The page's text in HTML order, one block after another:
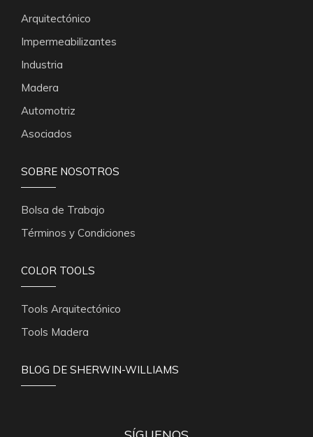
Arquitectónico
Impermeabilizantes
Industria
Madera
Automotriz
Asociados
SOBRE NOSOTROS
Bolsa de Trabajo
Términos y Condiciones
COLOR TOOLS
Tools Arquitectónico
Tools Madera
BLOG DE SHERWIN-WILLIAMS